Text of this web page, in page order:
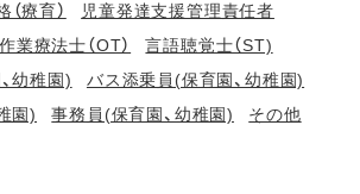
療育）
児童発達支援管理責任者
作業療法士（OT）
言語聴覚士（ST)
幼稚園)
バス添乗員(保育園、幼稚園)
園)
事務員(保育園、幼稚園) その他